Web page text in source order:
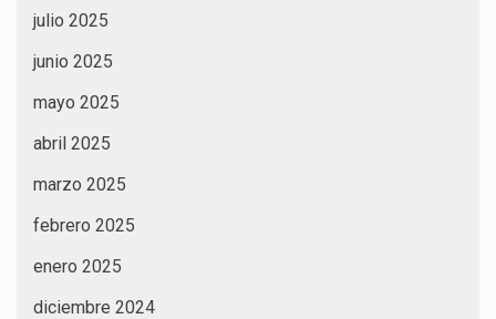
julio 2025
junio 2025
mayo 2025
abril 2025
marzo 2025
febrero 2025
enero 2025
diciembre 2024